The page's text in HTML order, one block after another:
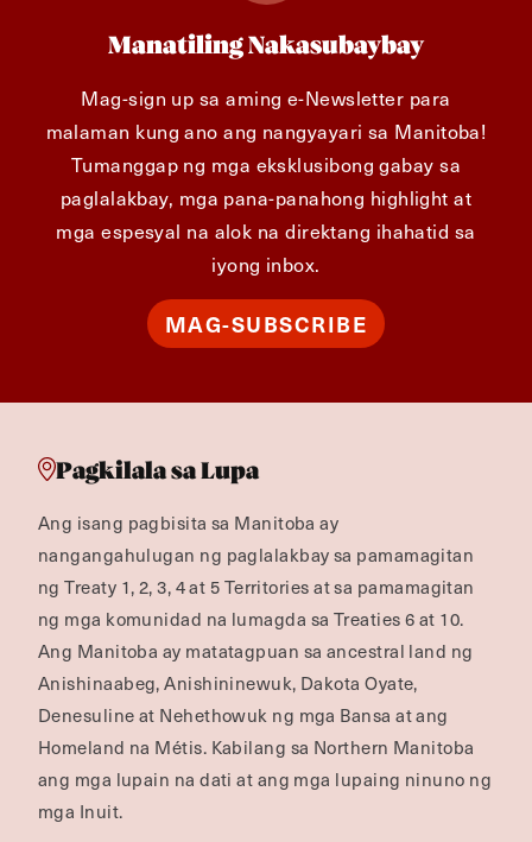
Manatiling Nakasubaybay
Mag-sign up sa aming e-Newsletter para
malaman kung ano ang nangyayari sa Manitoba!
Tumanggap ng mga eksklusibong gabay sa
paglalakbay, mga pana-panahong highlight at
mga espesyal na alok na direktang ihahatid sa
iyong inbox.
MAG-SUBSCRIBE
Pagkilala sa Lupa
Ang isang pagbisita sa Manitoba ay
nangangahulugan ng paglalakbay sa pamamagitan
ng Treaty 1, 2, 3, 4 at 5 Territories at sa pamamagitan
ng mga komunidad na lumagda sa Treaties 6 at 10.
Ang Manitoba ay matatagpuan sa ancestral land ng
Anishinaabeg, Anishininewuk, Dakota Oyate,
Denesuline at Nehethowuk ng mga Bansa at ang
Homeland na Métis. Kabilang sa Northern Manitoba
ang mga lupain na dati at ang mga lupaing ninuno ng
mga Inuit.